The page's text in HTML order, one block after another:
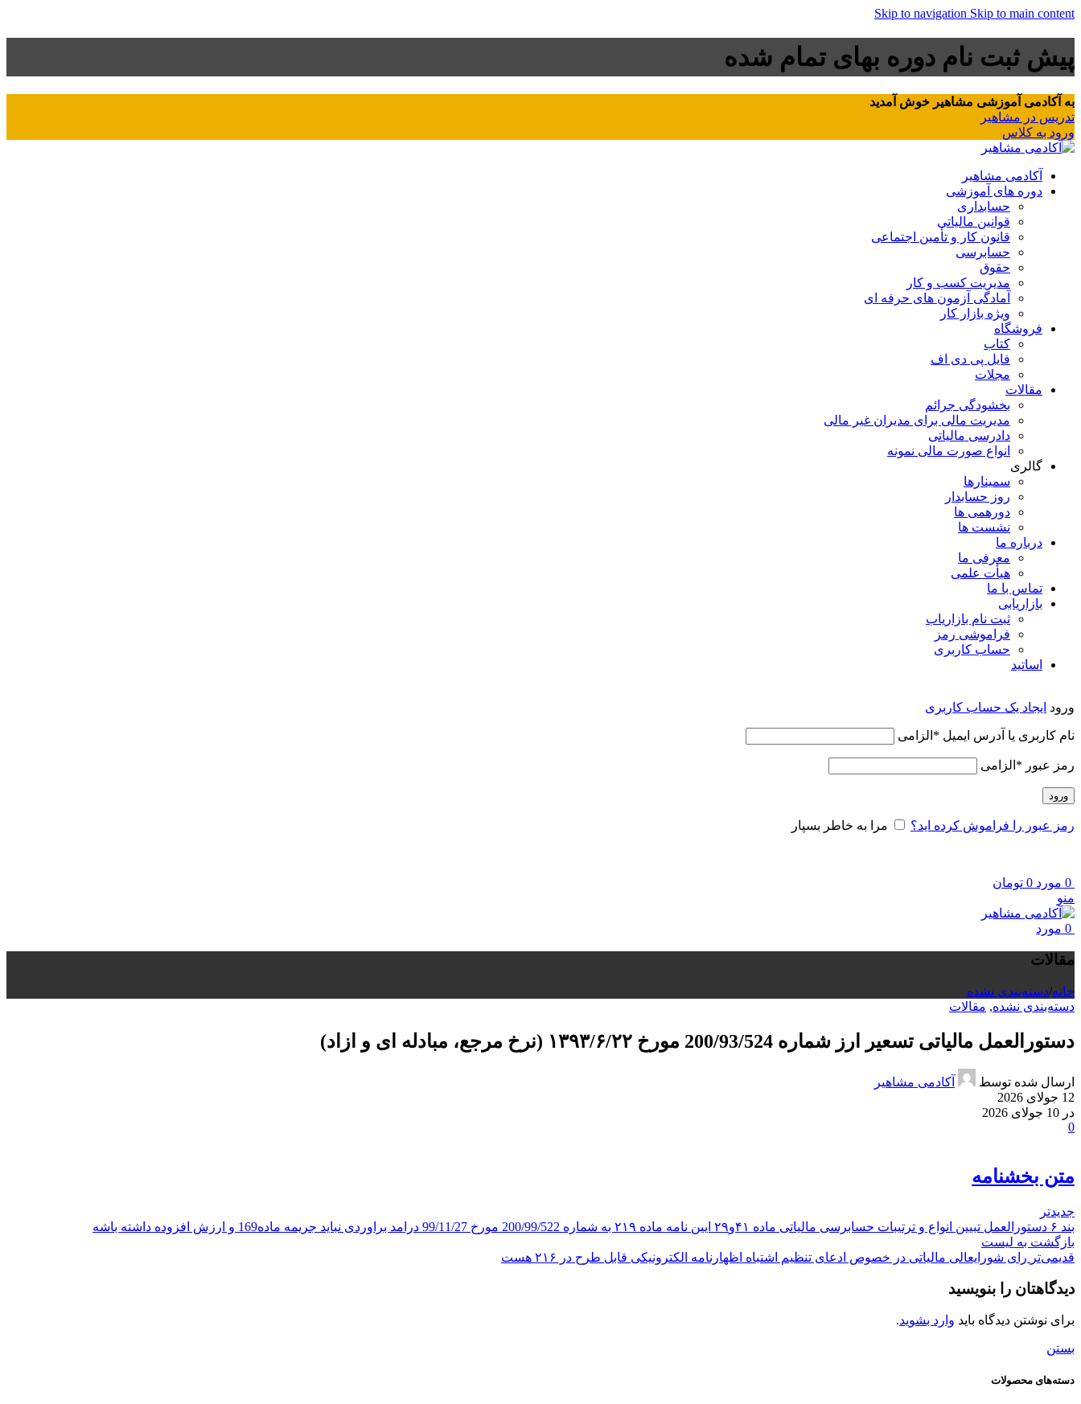
Skip to navigation Skip to main content
پیش ثبت نام دوره بهای تمام شده
به آکادمی آموزشی مشاهیر خوش آمدید
تدریس در مشاهیر
ورود به کلاس
آکادمی مشاهیر
دوره های آموزشی
حسابداری
قوانین مالیاتی
قانون کار و تأمین اجتماعی
حسابرسی
حقوق
مدیریت کسب و کار
آمادگی آزمون های حرفه ای
ویژه بازار کار
فروشگاه
کتاب
فایل پی دی اف
مجلات
مقالات
بخشودگی جرائم
مدیریت مالی برای مدیران غیر مالی
دادرسی مالیاتی
انواع صورت مالی نمونه
گالری
سمینارها
روز حسابدار
دورهمی ها
نشست ها
درباره ما
معرفی ما
هیأت علمی
تماس با ما
بازاریابی
ثبت نام بازاریاب
فراموشی رمز
حساب کاربری
اساتید
ورود ایجاد یک حساب کاربری
نام کاربری یا آدرس ایمیل * الزامی
رمز عبور * الزامی
ورود
رمز عبور را فراموش کرده اید؟ مرا به خاطر بسپار
0 مورد 0 تومان
منو
0 مورد
مقالات
خانه/دسته‌بندی نشده
دسته‌بندی نشده, مقالات
دستورالعمل مالیاتی تسعیر ارز شماره 200/93/524 مورخ ۱۳۹۳/۶/۲۲ (نرخ مرجع، مبادله ای و ازاد)
ارسال شده توسط
آکادمی مشاهیر
12 جولای 2026
در 10 جولای 2026
0
متن بخشنامه
جدیدتر
بند ۶ دستورالعمل تبیین انواع و ترتیبات حسابرسی مالیاتی ماده ۴۱و۲۹ ایین نامه ماده ۲۱۹ به شماره 200/99/522 مورخ 99/11/27 درامد براوردی نباید جریمه ماده169 و ارزش افزوده داشته باشه
بازگشت به لیست
قدیمی‌تر رای شورایعالی مالیاتی در خصوص ادعای تنظیم اشتباه اظهارنامه الکترونیکی قابل طرح در ۲۱۶ هست
دیدگاهتان را بنویسید
برای نوشتن دیدگاه باید وارد بشوید.
بستن
دسته‌های محصولات